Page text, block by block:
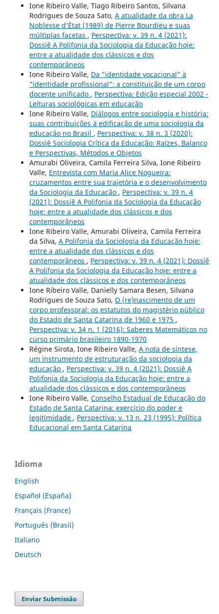
Ione Ribeiro Valle, Tiago Ribeiro Santos, Silvana
Rodrigues de Souza Sato, A atualidade da obra La
Noblesse d’État (1989) de Pierre Bourdieu e suas
múltiplas facetas , Perspectiva: v. 39 n. 4 (2021):
Dossiê A Polifonia da Sociologia da Educação hoje:
entre a atualidade dos clássicos e dos
contemporâneos
Ione Ribeiro Valle, Da "identidade vocacional" à
"identidade profissional": a constituição de um corpo
docente unificado , Perspectiva: Edição especial 2002 -
Leituras sociológicas em educação
Ione Ribeiro Valle, Diálogos entre sociologia e história:
suas contribuições à edificação de uma sociologia da
educação no Brasil , Perspectiva: v. 38 n. 3 (2020):
Dossiê Sociologia Crítica da Educação: Raízes, Balanço
e Perspectivas, Métodos e Objetos
Amurabi Oliveira, Camila Ferreira Silva, Ione Ribeiro
Valle, Entrevista com Maria Alice Nogueira:
cruzamentos entre sua trajetória e o desenvolvimento
da Sociologia da Educação , Perspectiva: v. 39 n. 4
(2021): Dossiê A Polifonia da Sociologia da Educação
hoje: entre a atualidade dos clássicos e dos
contemporâneos
Ione Ribeiro Valle, Amurabi Oliveira, Camila Ferreira
da Silva, A Polifonia da Sociologia da Educação hoje:
entre a atualidade dos clássicos e dos
contemporâneos , Perspectiva: v. 39 n. 4 (2021): Dossiê
A Polifonia da Sociologia da Educação hoje: entre a
atualidade dos clássicos e dos contemporâneos
Ione Ribeiro Valle, Danielly Samara Besen, Silvana
Rodrigues de Souza Sato, O (re)nascimento de um
corpo professoral: os estatutos do magistério público
do Estado de Santa Catarina de 1960 e 1975 ,
Perspectiva: v. 34 n. 1 (2016): Saberes Matemáticos no
curso primário brasileiro 1890-1970
Régine Sirota, Ione Ribeiro Valle, A nota de síntese,
um instrumento de estruturação da sociologia da
educação , Perspectiva: v. 39 n. 4 (2021): Dossiê A
Polifonia da Sociologia da Educação hoje: entre a
atualidade dos clássicos e dos contemporâneos
Ione Ribeiro Valle, Conselho Estadual de Educação do
Estado de Santa Catarina: exercício do poder e
legitimidade , Perspectiva: v. 13 n. 23 (1995): Política
Educacional em Santa Catarina
Idioma
English
Español (España)
Français (France)
Português (Brasil)
Italiano
Deutsch
Enviar Submissão